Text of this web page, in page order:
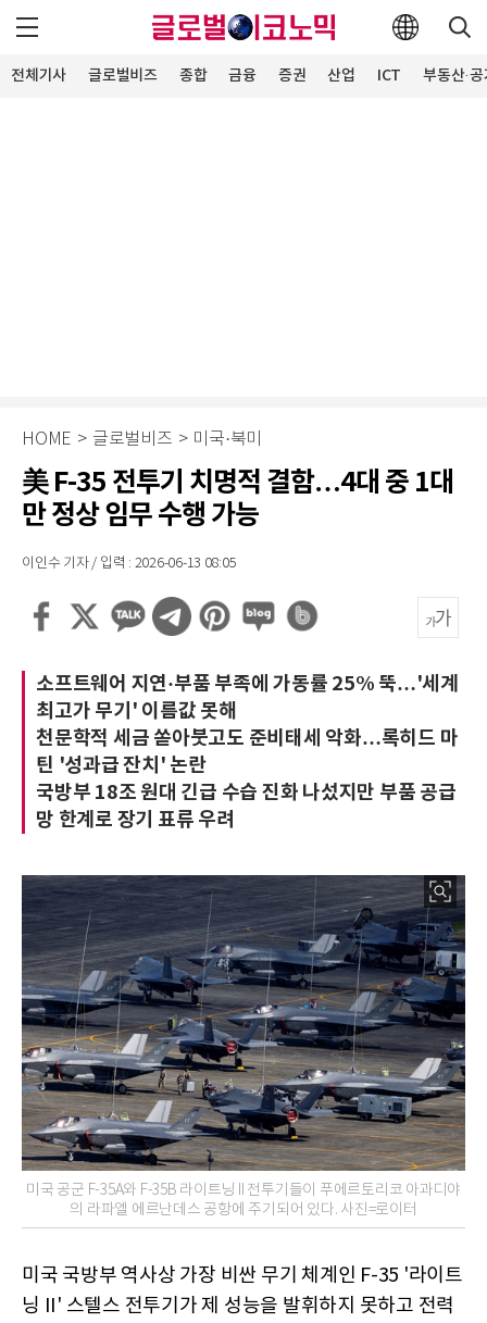
전체기사 글로벌비즈 종합 금융 증권 산업 ICT 부동산·
HOME > 글로벌비즈 > 미국·북미
美 F-35 전투기 치명적 결함…4대 중 1대
만 정상 임무 수행 가능
이인수 기자 / 입력 : 2026-06-13 08:05
소프트웨어 지연·부품 부족에 가동률 25% 뚝…'세계
최고가 무기' 이름값 못해
천문학적 세금 쏟아붓고도 준비태세 악화…록히드 마
틴 '성과급 잔치' 논란
국방부 18조 원대 긴급 수습 진화 나섰지만 부품 공급
망 한계로 장기 표류 우려
미국 공군 F-35A와 F-35B 라이트닝 II 전투기들이 푸에르토리코 아과디야
의 라파엘 에르난데스 공항에 주기되어 있다. 사진=로이터
미국 국방부 역사상 가장 비싼 무기 체계인 F-35 '라이트
닝 II' 스텔스 전투기가 제 성능을 발휘하지 못하고 전력